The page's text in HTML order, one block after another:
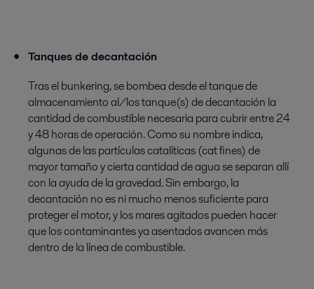
Tanques de decantación
Tras el bunkering, se bombea desde el tanque de
almacenamiento al/los tanque(s) de decantación la
cantidad de combustible necesaria para cubrir entre 24
y 48 horas de operación. Como su nombre indica,
algunas de las partículas catalíticas (cat fines) de
mayor tamaño y cierta cantidad de agua se separan allí
con la ayuda de la gravedad. Sin embargo, la
decantación no es ni mucho menos suficiente para
proteger el motor, y los mares agitados pueden hacer
que los contaminantes ya asentados avancen más
dentro de la línea de combustible.